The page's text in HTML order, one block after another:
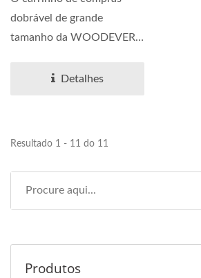
Para Produção Em
Massa
dobrável de grande
tamanho da WOODEVER
projetado...Detalhes
Resultado 1 - 11 do 11
Produtos